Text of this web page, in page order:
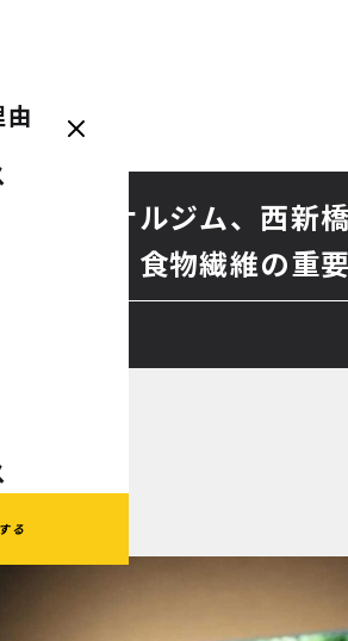
る
パーソナルジム、西新橋
ジム】食物繊維の重要